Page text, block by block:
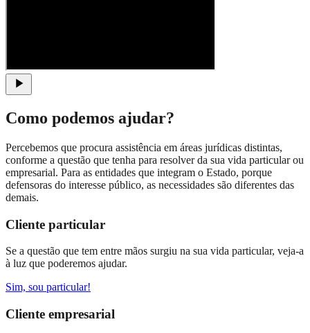
Como podemos ajudar?
Percebemos que procura assistência em áreas jurídicas distintas,
conforme a questão que tenha para resolver da sua vida particular ou
empresarial. Para as entidades que integram o Estado, porque
defensoras do interesse público, as necessidades são diferentes das
demais.
Cliente particular
Se a questão que tem entre mãos surgiu na sua vida particular, veja-a
à luz que poderemos ajudar.
Sim, sou particular!
Cliente empresarial